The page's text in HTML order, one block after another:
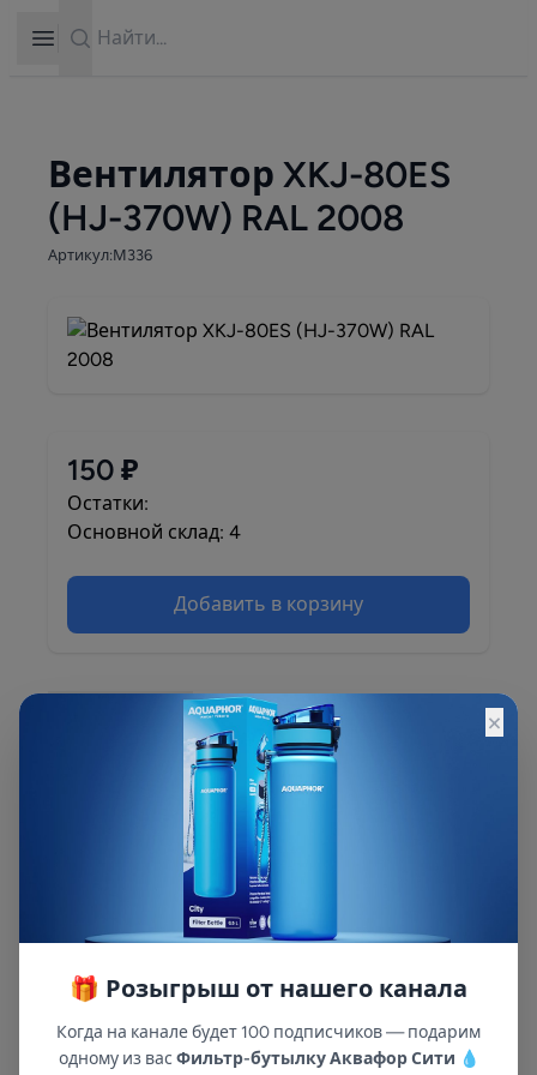
Open sidebar
Вентилятор XKJ-80ES
(HJ-370W) RAL 2008
Артикул:М336
150 ₽
Остатки:
Основной склад: 4
Добавить в корзину
Описание и характеристики смотрите на
×
🎁 Розыгрыш от нашего канала
Когда на канале будет 100 подписчиков — подарим
одному из вас Фильтр-бутылку Аквафор Сити 💧